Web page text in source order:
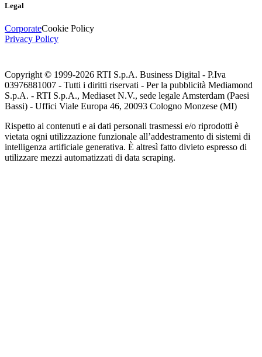
Legal
CorporateCookie Policy
Privacy Policy
Copyright © 1999-2026 RTI S.p.A. Business Digital - P.Iva
03976881007 - Tutti i diritti riservati - Per la pubblicità Mediamond
S.p.A. - RTI S.p.A., Mediaset N.V., sede legale Amsterdam (Paesi
Bassi) - Uffici Viale Europa 46, 20093 Cologno Monzese (MI)
Rispetto ai contenuti e ai dati personali trasmessi e/o riprodotti è
vietata ogni utilizzazione funzionale all’addestramento di sistemi di
intelligenza artificiale generativa. È altresì fatto divieto espresso di
utilizzare mezzi automatizzati di data scraping.